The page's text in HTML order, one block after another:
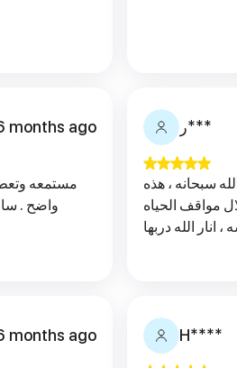
months ago
مستمعه
واضح .
ر***
جلسة مفيده خرجتني من كثير من القلق الحالي والمستقبلي بعد الله سبحانه ، هذه
مواقف الحياه
انار الله دربها
months ago H****